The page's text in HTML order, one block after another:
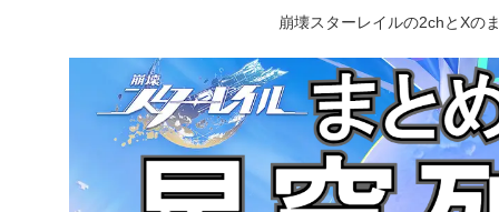
崩壊スターレイルの2chとXの